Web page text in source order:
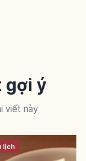
gợi ý
viết này
lịch